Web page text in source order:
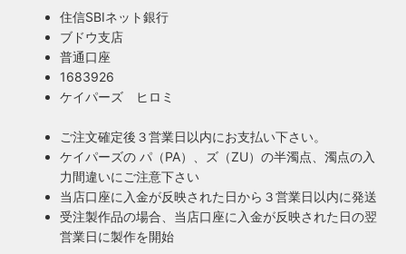
住信SBIネット銀行
ブドウ支店
普通口座
1683926
ケイパーズ ヒロミ
ご注文確定後３営業日以内にお支払い下さい。
ケイパーズの パ（PA）、ズ（ZU）の半濁点、濁点の入
力間違いにご注意下さい
当店口座に入金が反映された日から３営業日以内に発送
受注製作品の場合、当店口座に入金が反映された日の翌
営業日に製作を開始